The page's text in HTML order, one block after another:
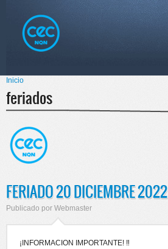
principal
Menú principal
Se encuentra usted aquí
Inicio
feriados
FERIADO 20 DICIEMBRE 2022
Publicado por Webmaster
¡INFORMACION IMPORTANTE! ‼️